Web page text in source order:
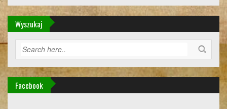
Wyszukaj
Facebook